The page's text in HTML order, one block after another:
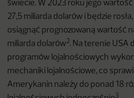
świecie. W 2023 roku jego wartość
27,5 miliarda dolarów i będzie
osiągnąć prognozowaną wartość
miliarda dolarów2. Na terenie USA
programów lojalnościowych
mechaniki lojalnościowe, co
Amerykanin należy do ponad 18
3